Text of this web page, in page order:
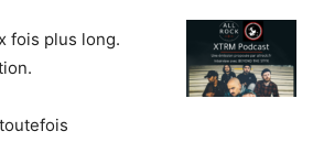
fois plus long.